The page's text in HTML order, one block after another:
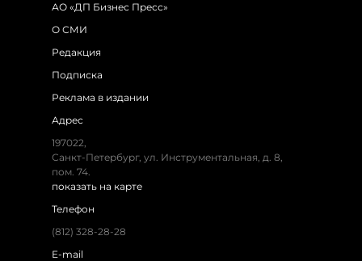
АО «ДП Бизнес Пресс»
О СМИ
Редакция
Подписка
Реклама в издании
Адрес
197022,
Санкт-Петербург, ул. Инструментальная, д. 8,
пом. 74.
показать на карте
Телефон
(812) 328-28-28
E-mail